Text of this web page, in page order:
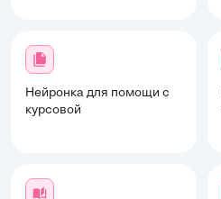
Нейронка для помощи с
курсовой